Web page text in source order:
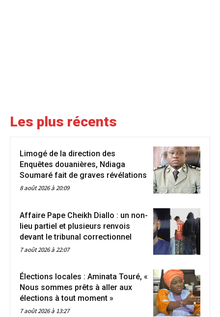
Les plus récents
Limogé de la direction des
Enquêtes douanières, Ndiaga
Soumaré fait de graves révélations
8 août 2026 à 20:09
Affaire Pape Cheikh Diallo : un non-
lieu partiel et plusieurs renvois
devant le tribunal correctionnel
7 août 2026 à 22:07
Élections locales : Aminata Touré, «
Nous sommes prêts à aller aux
élections à tout moment »
7 août 2026 à 13:27